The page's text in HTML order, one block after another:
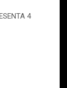
4